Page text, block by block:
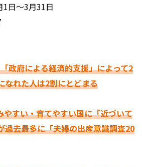
⽇〜3月31⽇
政府による経済的支援」によって2
なれた人は2割にとどまる
やすい・育てやすい国に「近づいて
過去最多に「夫婦の出産意識調査20